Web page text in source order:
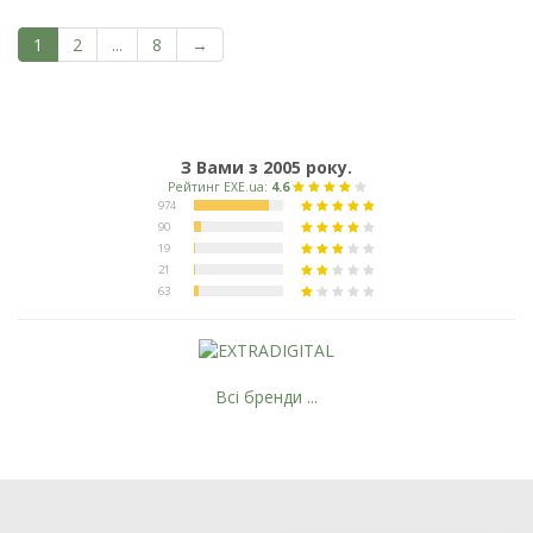
1 2 ... 8 →
З Вами з 2005 року.
Всі бренди ...